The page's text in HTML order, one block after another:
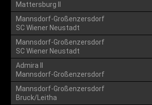
Mattersburg II
Mannsdorf-Großenzersdorf
SC Wiener Neustadt
Mannsdorf-Großenzersdorf
SC Wiener Neustadt
Admira II
Mannsdorf-Großenzersdorf
Mannsdorf-Großenzersdorf
Bruck/Leitha